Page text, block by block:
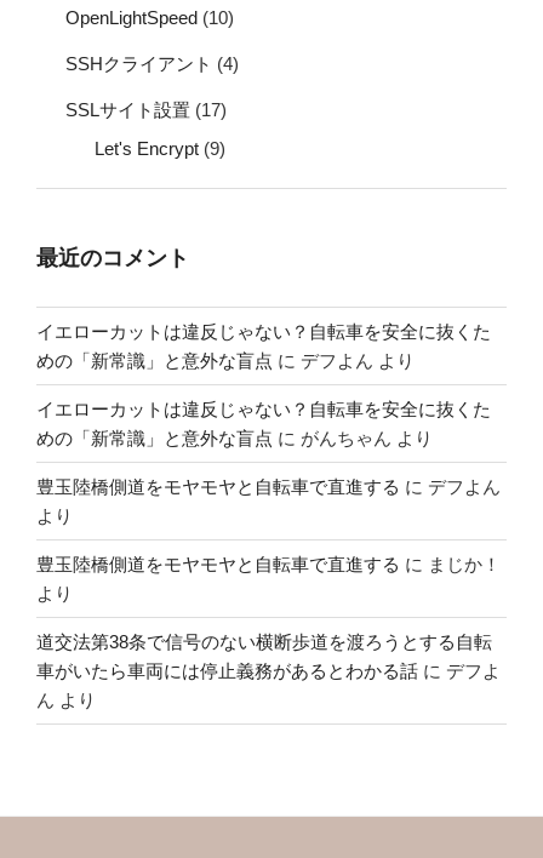
OpenLightSpeed (10)
SSHクライアント (4)
SSLサイト設置 (17)
Let's Encrypt (9)
最近のコメント
イエローカットは違反じゃない？自転車を安全に抜くた
めの「新常識」と意外な盲点 に デフよん より
イエローカットは違反じゃない？自転車を安全に抜くた
めの「新常識」と意外な盲点 に がんちゃん より
豊玉陸橋側道をモヤモヤと自転車で直進する に デフよん
より
豊玉陸橋側道をモヤモヤと自転車で直進する に まじか！
より
道交法第38条で信号のない横断歩道を渡ろうとする自転
車がいたら車両には停止義務があるとわかる話 に デフよ
ん より